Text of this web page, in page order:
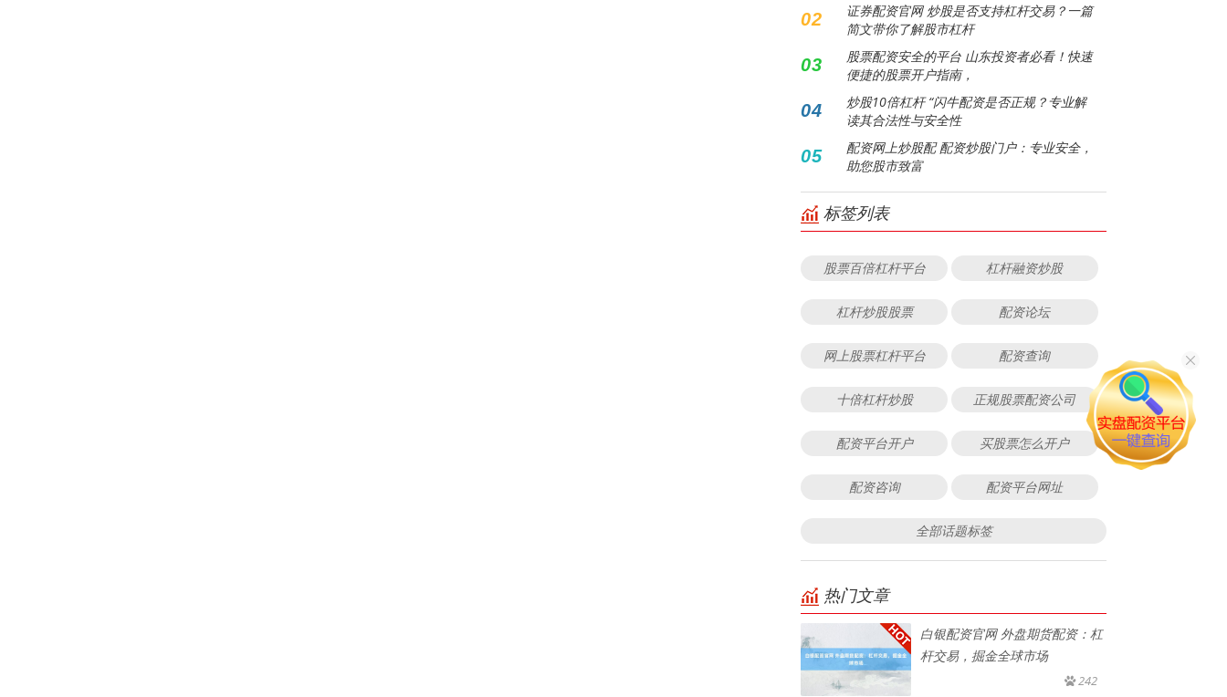
02
证券配资官网 炒股是否支持杠杆交易？一篇
简文带你了解股市杠杆
03
股票配资安全的平台 山东投资者必看！快速
便捷的股票开户指南，
04
炒股10倍杠杆 “闪牛配资是否正规？专业解
读其合法性与安全性
05
配资网上炒股配 配资炒股门户：专业安全，
助您股市致富
标签列表
股票百倍杠杆平台 杠杆融资炒股
杠杆炒股股票 配资论坛
网上股票杠杆平台 配资查询
十倍杠杆炒股 正规股票配资公司
配资平台开户 买股票怎么开户
配资咨询 配资平台网址
全部话题标签
热门文章
白银配资官网 外盘期货配资：杠
杆交易，掘金全球市场
242